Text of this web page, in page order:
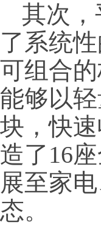
其次，
了系统
可组合
能够以
块，快
造了16
展至家
态。